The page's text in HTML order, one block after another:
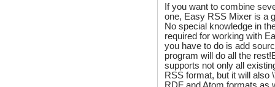
If you want to combine
one, Easy RSS Mixer is a
No special knowledge in
required for working with
you have to do is add
program will do all the
supports not only all
RSS format, but it will also
RDF and Atom formats as